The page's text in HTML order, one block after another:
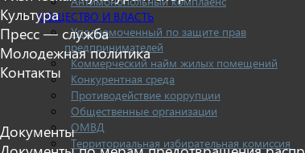
ОБЩЕСТВО И ВЛАСТЬ
Уполномоченный по защите прав
предпринимателей
Коммерческий найм жилых помещений
Конкурентная среда
Противодействие коррупции
Общественные организации
ОМВД
Территориальная избирательная комиссия
Культура
Пресс — служба
Молодежная политика
Контакты
Документы